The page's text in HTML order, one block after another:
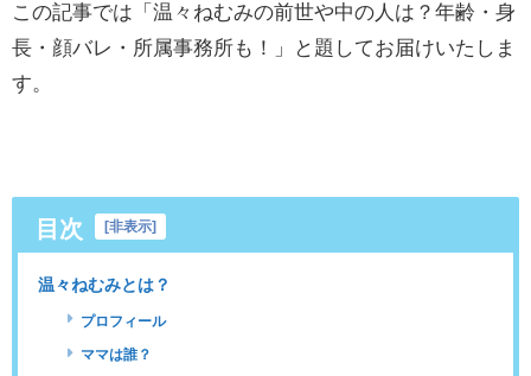
この記事では「温々ねむみの前世や中の人は？年齢・身
長・顔バレ・所属事務所も！」と題してお届けいたしま
す。
目次 [非表示]
温々ねむみとは？
プロフィール
ママは誰？